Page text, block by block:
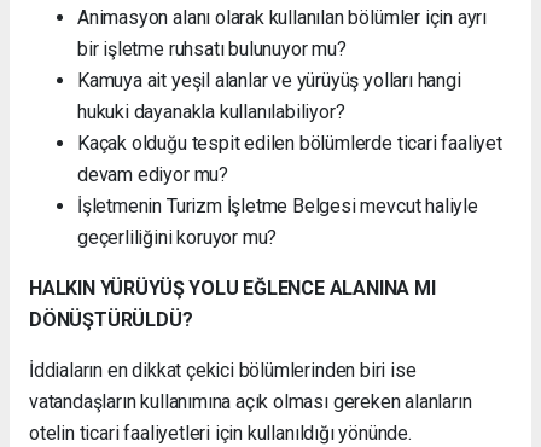
Animasyon alanı olarak kullanılan bölümler için ayrı
bir işletme ruhsatı bulunuyor mu?
Kamuya ait yeşil alanlar ve yürüyüş yolları hangi
hukuki dayanakla kullanılabiliyor?
Kaçak olduğu tespit edilen bölümlerde ticari faaliyet
devam ediyor mu?
İşletmenin Turizm İşletme Belgesi mevcut haliyle
geçerliliğini koruyor mu?
HALKIN YÜRÜYÜŞ YOLU EĞLENCE ALANINA MI
DÖNÜŞTÜRÜLDÜ?
İddiaların en dikkat çekici bölümlerinden biri ise
vatandaşların kullanımına açık olması gereken alanların
otelin ticari faaliyetleri için kullanıldığı yönünde.